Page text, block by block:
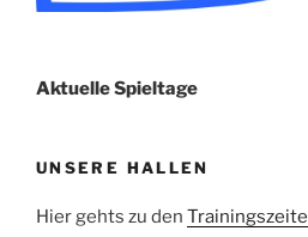
Aktuelle Spieltage
UNSERE HALLEN
Hier gehts zu den